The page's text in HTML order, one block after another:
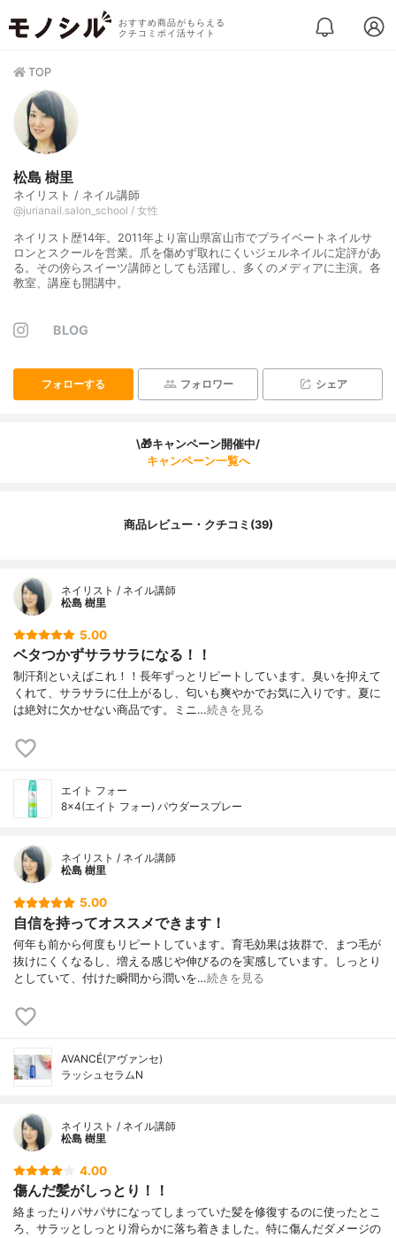
おすすめ商品がもらえる
クチコミポイ活サイト
TOP
松島 樹里
ネイリスト / ネイル講師
@jurianail.salon_school / 女性
ネイリスト歴14年。2011年より富山県富山市でプライベートネイルサ
ロンとスクールを営業。爪を傷めず取れにくいジェルネイルに定評があ
る。その傍らスイーツ講師としても活躍し、多くのメディアに主演。各
教室、講座も開講中。
BLOG
フォローする フォロワー シェア
\🎁キャンペーン開催中/
キャンペーン一覧へ
商品レビュー・クチコミ(39)
ネイリスト / ネイル講師
松島 樹里
5.00
ベタつかずサラサラになる！！
制汗剤といえばこれ！！長年ずっとリピートしています。臭いを抑えて
くれて、サラサラに仕上がるし、匂いも爽やかでお気に入りです。夏に
は絶対に欠かせない商品です。ミニ…続きを見る
エイト フォー
8×4(エイト フォー) パウダースプレー
ネイリスト / ネイル講師
松島 樹里
5.00
自信を持ってオススメできます！
何年も前から何度もリピートしています。育毛効果は抜群で、まつ毛が
抜けにくくなるし、増える感じや伸びるのを実感しています。しっとり
としていて、付けた瞬間から潤いを…続きを見る
AVANCÉ(アヴァンセ)
ラッシュセラムN
ネイリスト / ネイル講師
松島 樹里
4.00
傷んだ髪がしっとり！！
絡まったりパサパサになってしまっていた髪を修復するのに使ったとこ
ろ、サラッとしっとり滑らかに落ち着きました。特に傷んだダメージの